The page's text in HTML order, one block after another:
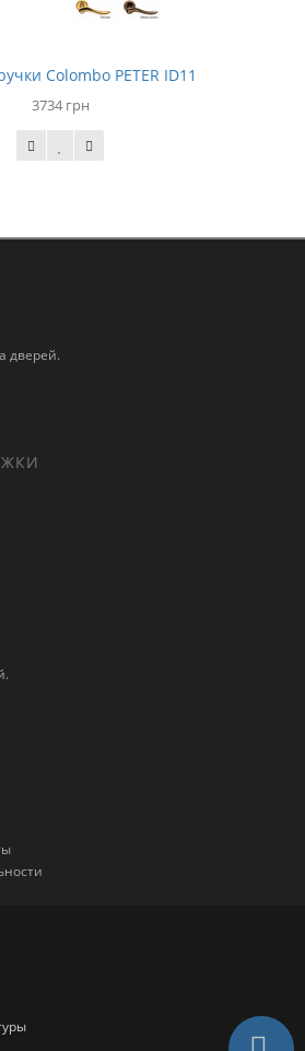
Colombo PETER ID11
3734 грн
дверей.